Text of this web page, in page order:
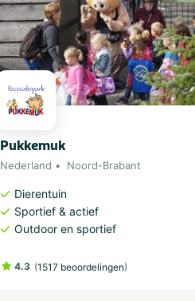
Pukkemuk
Nederland Noord-Brabant
Dierentuin
Sportief & actief
Outdoor en sportief
4.3 (1517 beoordelingen)